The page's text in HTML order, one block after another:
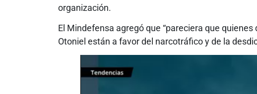
organización.
El Mindefensa agregó que “pareciera que
Otoniel están a favor del narcotráfico y de la